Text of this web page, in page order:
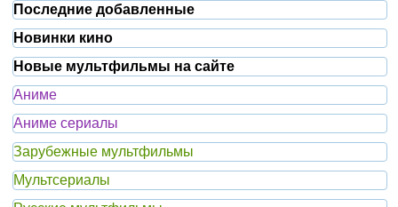
Последние добавленные
Новинки кино
Новые мультфильмы на сайте
Аниме
Аниме сериалы
Зарубежные мультфильмы
Мультсериалы